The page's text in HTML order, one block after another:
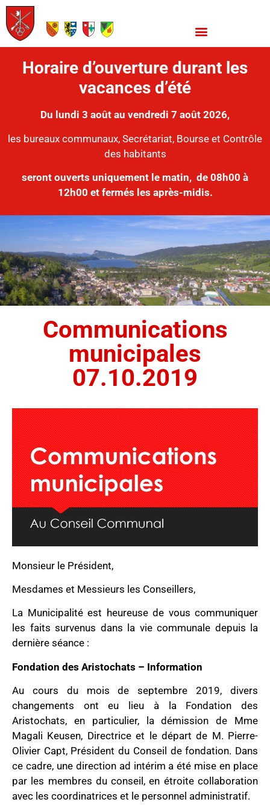
Horaire d’ouverture durant les
vacances d’été
Du lundi 3 août au vendredi 7 août 2026,
les bureaux communaux, Secrétariat, Bourse et Contrôle
des habitants
seront ouverts uniquement le matin, de 08h00 à
12h00 et fermés les après-midis.
Communications
municipales
07.10.2019
Monsieur le Président,
Mesdames et Messieurs les Conseillers,
La Municipalité est heureuse de vous communiquer
les faits survenus dans la vie communale depuis la
dernière séance :
Fondation des Aristochats – Information
Au cours du mois de septembre 2019, divers
changements ont eu lieu à la Fondation des
Aristochats, en particulier, la démission de Mme
Magali Keusen, Directrice et le départ de M. Pierre-
Olivier Capt, Président du Conseil de fondation. Dans
ce cadre, une direction ad intérim a été mise en place
par les membres du conseil, en étroite collaboration
avec les coordinatrices et le personnel administratif.